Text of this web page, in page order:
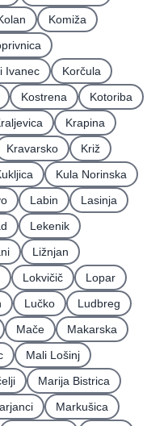
Komiža
Ivanec
Korčula
Kostrena
Kotoriba
Krapina
Kravarsko
Križ
Kula Norinska
Labin
Lasinja
Lekenik
Ližnjan
Lokvičič
Lopar
Lučko
Ludbreg
Mače
Makarska
Mali Lošinj
Marija Bistrica
Markušica